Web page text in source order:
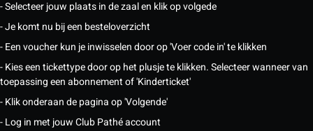
- Selecteer jouw plaats in de zaal en klik op volgede
- Je komt nu bij een besteloverzicht
- Een voucher kun je inwisselen door op 'Voer code in' te klikken
- Kies een tickettype door op het plusje te klikken. Selecteer wanneer van
toepassing een abonnement of 'Kinderticket'
- Klik onderaan de pagina op 'Volgende'
- Log in met jouw Club Pathé account